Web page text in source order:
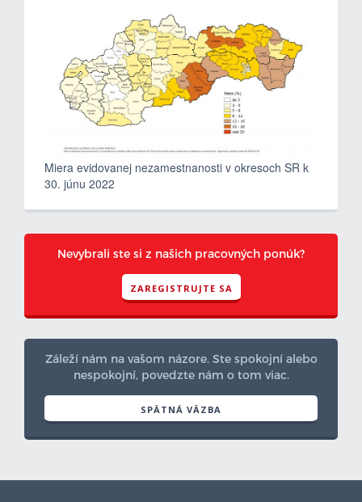
Miera evidovanej nezamestnanosti v okresoch SR k
30. júnu 2022
Nevybrali ste si z našich pracovných ponúk?
ZAREGISTRUJTE SA
Záleží nám na vašom názore. Ste spokojní alebo
nespokojní, povedzte nám o tom viac.
SPÄTNÁ VÄZBA